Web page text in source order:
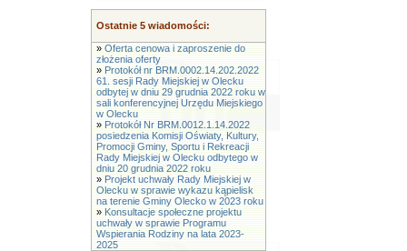
Ostatnie 5 wiadomości:
» Oferta cenowa i zaproszenie do
złożenia oferty
» Protokół nr BRM.0002.14.202.2022
61. sesji Rady Miejskiej w Olecku
odbytej w dniu 29 grudnia 2022 roku w
sali konferencyjnej Urzędu Miejskiego
w Olecku
» Protokół Nr BRM.0012.1.14.2022
posiedzenia Komisji Oświaty, Kultury,
Promocji Gminy, Sportu i Rekreacji
Rady Miejskiej w Olecku odbytego w
dniu 20 grudnia 2022 roku
» Projekt uchwały Rady Miejskiej w
Olecku w sprawie wykazu kąpielisk
na terenie Gminy Olecko w 2023 roku
» Konsultacje społeczne projektu
uchwały w sprawie Programu
Wspierania Rodziny na lata 2023-
2025